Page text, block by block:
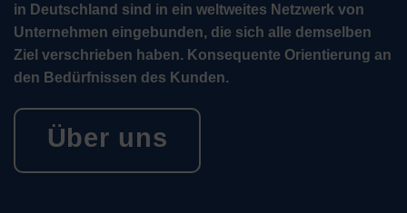
in Deutschland sind in ein weltweites Netzwerk von
Unternehmen eingebunden, die sich alle demselben
Ziel verschrieben haben. Konsequente Orientierung an
den Bedürfnissen des Kunden.
Über uns